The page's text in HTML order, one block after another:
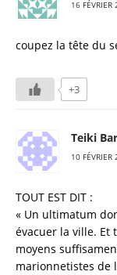
16
coupez la tête du
+3
Teiki
10
TOUT EST DIT :
« Un ultimatum
évacuer la ville. Et
moyens
marionnetistes de